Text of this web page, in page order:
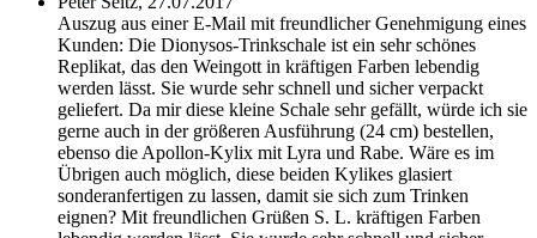
Auszug aus einer E-Mail mit freundlicher Genehmigung eines
Kunden: Die Dionysos-Trinkschale ist ein sehr schönes
Replikat, das den Weingott in kräftigen Farben lebendig
werden lässt. Sie wurde sehr schnell und sicher verpackt
geliefert. Da mir diese kleine Schale sehr gefällt, würde ich sie
gerne auch in der größeren Ausführung (24 cm) bestellen,
ebenso die Apollon-Kylix mit Lyra und Rabe. Wäre es im
Übrigen auch möglich, diese beiden Kylikes glasiert
sonderanfertigen zu lassen, damit sie sich zum Trinken
eignen? Mit freundlichen Grüßen S. L. kräftigen Farben